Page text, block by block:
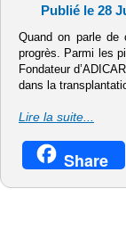
Publié le 28
Quand on parle
progrès. Parmi les
Fondateur
dans la
Lire la suite...
Share